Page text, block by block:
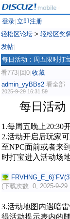
登录 立即注册
轻松区论坛 > 轻松区奖
发帖
每日活动：周五限时打
看773 回0 收藏
admin_yyBBs2 看全部
2025-9-29 16:31:59
每日活动
1.每周五晚上20:30
2.活动开启后玩家
至NPC面前或者来
时打宝进入活动场
(下载次数: 0, 2025-9-29
3.活动地图内遇暗
得活动提示表内的